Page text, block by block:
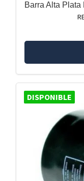
Barra Alta
DISPONIBLE